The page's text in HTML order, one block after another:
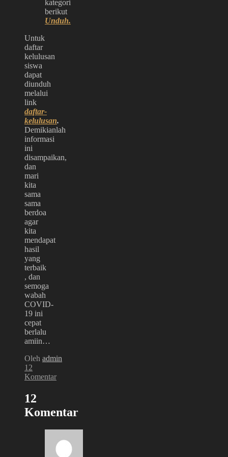
kategori
berikut
Unduh.
Untuk
daftar
kelulusan
siswa
dapat
diunduh
melalui
link
daftar-
kelulusan.
Demikianlah
informasi
ini
disampaikan,
dan
mari
kita
sama
sama
berdoa
agar
kita
mendapat
hasil
yang
terbaik
, dan
semoga
wabah
COVID-
19 ini
cepat
berlalu
amiin…
Oleh admin
12
Komentar
12
Komentar